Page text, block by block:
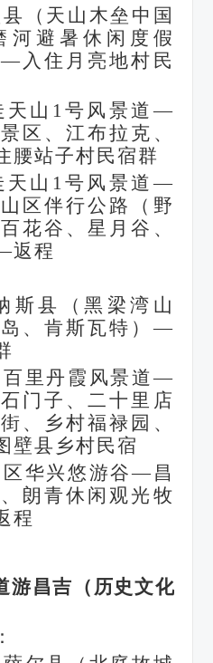
（天山木垒中国
河避暑休闲度假
入住月亮地村民
山1号风景道—
区、江布拉克、
腰站子村民宿群
山1号风景道—
区伴行公路（野
花谷、星月谷、
返程
县（黑梁湾山
、肯斯瓦特）—
里丹霞风景道—
门子、二十里店
、乡村福禄园、
壁县乡村民宿
华兴悠游谷—昌
朗青休闲观光牧
程
游昌吉（历史文化